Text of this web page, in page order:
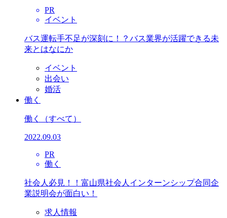
PR
イベント
バス運転手不足が深刻に！？バス業界が活躍できる未
来とはなにか
イベント
出会い
婚活
働く
働く （すべて）
2022.09.03
PR
働く
社会人必見！！富山県社会人インターンシップ合同企
業説明会が面白い！
求人情報